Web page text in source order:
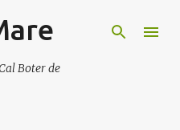
principal
Boter de